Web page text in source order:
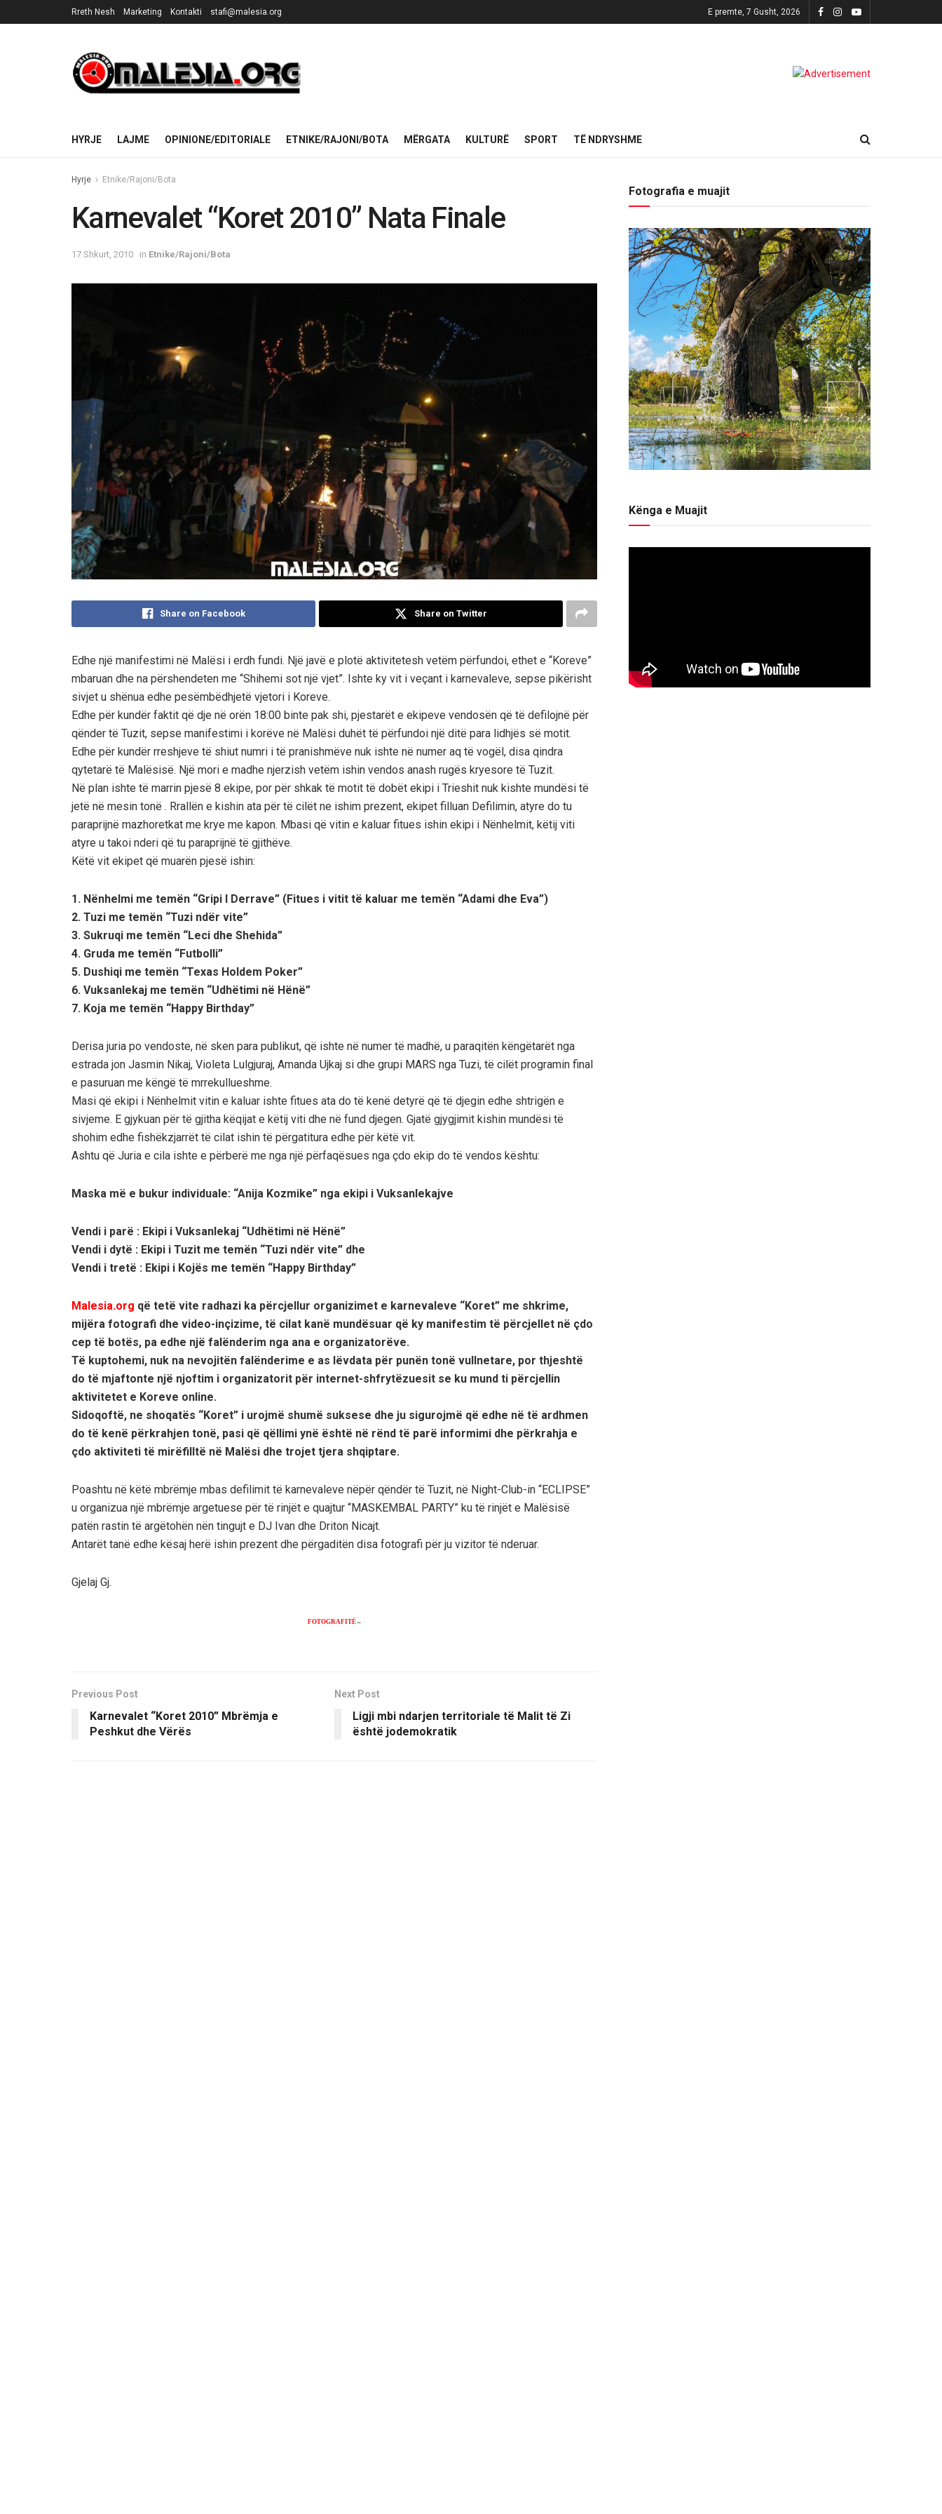
Rreth Nesh Marketing Kontakti stafi@malesia.org E premte, 7 Gusht, 2026
HYRJE LAJME OPINIONE/EDITORIALE ETNIKE/RAJONI/BOTA MËRGATA KULTURË SPORT TË NDRYSHME
Hyrje Etnike/Rajoni/Bota
Karnevalet “Koret 2010” Nata Finale
17 Shkurt, 2010 in Etnike/Rajoni/Bota
Share on Facebook Share on Twitter
Edhe një manifestimi në Malësi i erdh fundi. Një javë e plotë aktivitetesh vetëm përfundoi, ethet e “Koreve”
mbaruan dhe na përshendeten me “Shihemi sot një vjet”. Ishte ky vit i veçant i karnevaleve, sepse pikërisht
sivjet u shënua edhe pesëmbëdhjetë vjetori i Koreve.
Edhe për kundër faktit që dje në orën 18:00 binte pak shi, pjestarët e ekipeve vendosën që të defilojnë për
qënder të Tuzit, sepse manifestimi i korëve në Malësi duhët të përfundoi një ditë para lidhjës së motit.
Edhe për kundër rreshjeve të shiut numri i të pranishmëve nuk ishte në numer aq të vogël, disa qindra
qytetarë të Malësisë. Një mori e madhe njerzish vetëm ishin vendos anash rugës kryesore të Tuzit.
Në plan ishte të marrin pjesë 8 ekipe, por për shkak të motit të dobët ekipi i Trieshit nuk kishte mundësi të
jetë në mesin tonë . Rrallën e kishin ata për të cilët ne ishim prezent, ekipet filluan Defilimin, atyre do tu
paraprijnë mazhoretkat me krye me kapon. Mbasi që vitin e kaluar fitues ishin ekipi i Nënhelmit, këtij viti
atyre u takoi nderi që tu paraprijnë të gjithëve.
Këtë vit ekipet që muarën pjesë ishin:
1. Nënhelmi me temën “Gripi I Derrave” (Fitues i vitit të kaluar me temën “Adami dhe Eva”)
2. Tuzi me temën “Tuzi ndër vite”
3. Sukruqi me temën “Leci dhe Shehida”
4. Gruda me temën “Futbolli”
5. Dushiqi me temën “Texas Holdem Poker”
6. Vuksanlekaj me temën “Udhëtimi në Hënë”
7. Koja me temën “Happy Birthday”
Derisa juria po vendoste, në sken para publikut, që ishte në numer të madhë, u paraqitën këngëtarët nga
estrada jon Jasmin Nikaj, Violeta Lulgjuraj, Amanda Ujkaj si dhe grupi MARS nga Tuzi, të cilët programin final
e pasuruan me këngë të mrrekullueshme.
Masi që ekipi i Nënhelmit vitin e kaluar ishte fitues ata do të kenë detyrë që të djegin edhe shtrigën e
sivjeme. E gjykuan për të gjitha këqijat e këtij viti dhe në fund djegen. Gjatë gjygjimit kishin mundësi të
shohim edhe fishëkzjarrët të cilat ishin të përgatitura edhe për këtë vit.
Ashtu që Juria e cila ishte e përberë me nga një përfaqësues nga çdo ekip do të vendos kështu:
Maska më e bukur individuale: “Anija Kozmike” nga ekipi i Vuksanlekajve
Vendi i parë : Ekipi i Vuksanlekaj “Udhëtimi në Hënë”
Vendi i dytë : Ekipi i Tuzit me temën “Tuzi ndër vite” dhe
Vendi i tretë : Ekipi i Kojës me temën “Happy Birthday”
Malesia.org që tetë vite radhazi ka përcjellur organizimet e karnevaleve “Koret” me shkrime,
mijëra fotografi dhe video-inçizime, të cilat kanë mundësuar që ky manifestim të përcjellet në çdo
cep të botës, pa edhe një falënderim nga ana e organizatorëve.
Të kuptohemi, nuk na nevojitën falënderime e as lëvdata për punën tonë vullnetare, por thjeshtë
do të mjaftonte një njoftim i organizatorit për internet-shfrytëzuesit se ku mund ti përcjellin
aktivitetet e Koreve online.
Sidoqoftë, ne shoqatës “Koret” i urojmë shumë suksese dhe ju sigurojmë që edhe në të ardhmen
do të kenë përkrahjen tonë, pasi që qëllimi ynë është në rënd të parë informimi dhe përkrahja e
çdo aktiviteti të mirëfilltë në Malësi dhe trojet tjera shqiptare.
Poashtu në këtë mbrëmje mbas defilimit të karnevaleve nëpër qëndër të Tuzit, në Night-Club-in “ECLIPSE”
u organizua një mbrëmje argetuese për të rinjët e quajtur “MASKEMBAL PARTY” ku të rinjët e Malësisë
patën rastin të argëtohën nën tingujt e DJ Ivan dhe Driton Nicajt.
Antarët tanë edhe kësaj herë ishin prezent dhe përgaditën disa fotografi për ju vizitor të nderuar.
Gjelaj Gj.
FOTOGRAFITË –
Previous Post
Karnevalet “Koret 2010” Mbrëmja e
Peshkut dhe Vërës
Next Post
Ligji mbi ndarjen territoriale të Malit të Zi
është jodemokratik
Fotografia e muajit
Kënga e Muajit